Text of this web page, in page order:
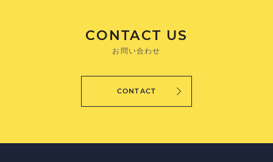
CONTACT US
お問い合わせ
CONTACT